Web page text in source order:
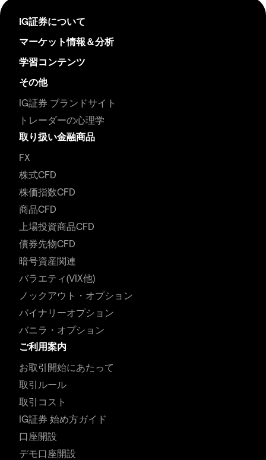
IG証券について
マーケット情報＆分析
学習コンテンツ
その他
IG証券 ブランドサイト
トレーダーの心理学
取り扱い金融商品
FX
株式CFD
株価指数CFD
商品CFD
上場投資商品CFD
債券先物CFD
暗号資産関連
バラエティ(VIX他)
ノックアウト・オプション
バイナリーオプション
バニラ・オプション
ご利用案内
お取引開始にあたって
取引ルール
取引コスト
IG証券 始め方ガイド
口座開設
デモ口座開設